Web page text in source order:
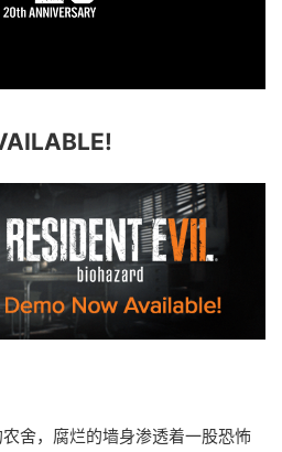
舍，腐烂的墙身渗透着一股恐怖